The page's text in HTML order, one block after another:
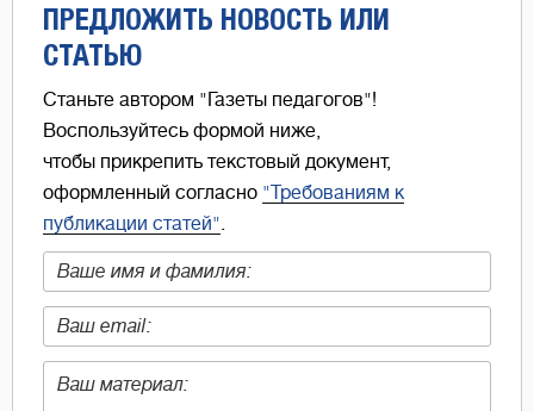
ПРЕДЛОЖИТЬ НОВОСТЬ ИЛИ
СТАТЬЮ
Станьте автором "Газеты педагогов"!
Воспользуйтесь формой ниже,
чтобы прикрепить текстовый документ,
оформленный согласно "Требованиям к
публикации статей".